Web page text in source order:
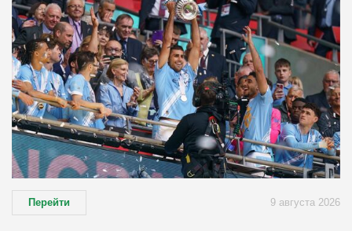
Перейти 9 августа 2026